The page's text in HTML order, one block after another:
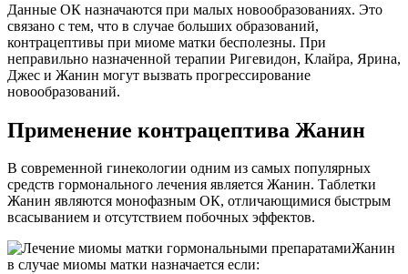
Данные ОК назначаются при малых новообразованиях. Это
связано с тем, что в случае больших образований,
контрацептивы при миоме матки бесполезны. При
неправильно назначенной терапии Ригевидон, Клайра, Ярина,
Джес и Жанин могут вызвать прогрессирование
новообразований.
Применение контрацептива Жанин
В современной гинекологии одним из самых популярных
средств гормонального лечения является Жанин. Таблетки
Жанин являются монофазным ОК, отличающимися быстрым
всасыванием и отсутствием побочных эффектов.
Жанин
в случае миомы матки назначается если: